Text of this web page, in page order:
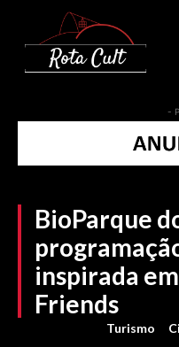
-
BioParque
inspirada
Friends
Turismo